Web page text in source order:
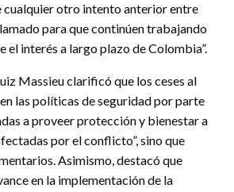
cualquier otro intento anterior entre
para que continúen trabajando
el interés a largo plazo de Colombia”.
Massieu clarificó que los ceses al
las políticas de seguridad por parte
a proveer protección y bienestar a
por el conflicto”, sino que
Asimismo, destacó que
en la implementación de la